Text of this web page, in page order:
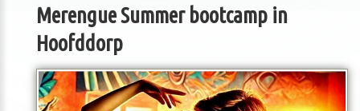
Merengue Summer bootcamp in
Hoofddorp